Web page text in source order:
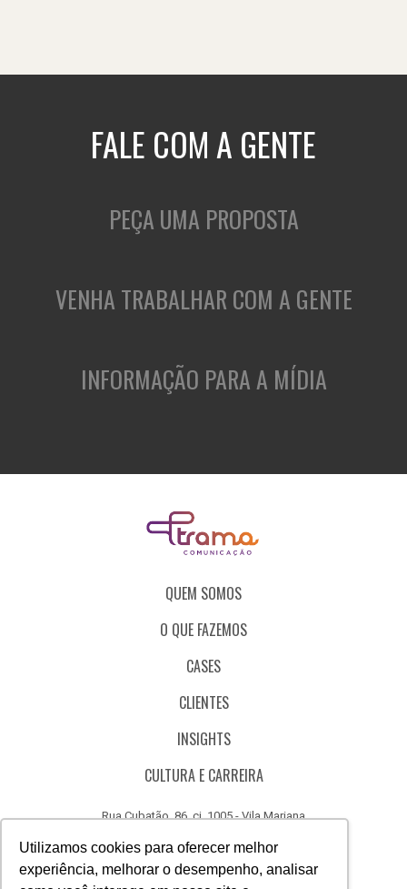
Utilizamos cookies para oferecer melhor
experiência, melhorar o desempenho, analisar
FALE COM A GENTE
PEÇA UMA PROPOSTA
VENHA TRABALHAR COM A GENTE
INFORMAÇÃO PARA A MÍDIA
QUEM SOMOS
O QUE FAZEMOS
CASES
CLIENTES
INSIGHTS
CULTURA E CARREIRA
Rua Cubatão, 86, cj. 1005 - Vila Mariana
CÓDIGO DE ÉTICA